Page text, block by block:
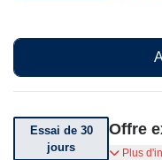
Essai de 30
jours
Offre
Essai